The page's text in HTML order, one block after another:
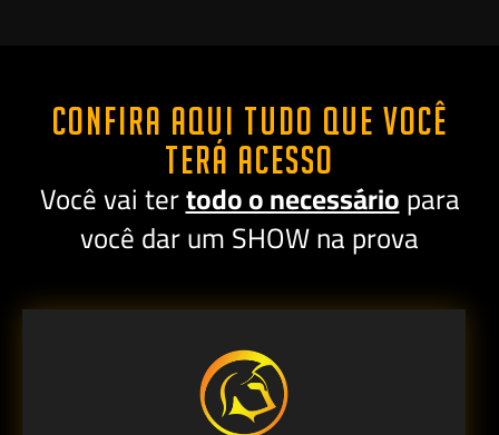
CONFIRA AQUI TUDO QUE VOCÊ
TERÁ ACESSO
Você vai tertodo o necessáriopara
você dar um SHOW na prova